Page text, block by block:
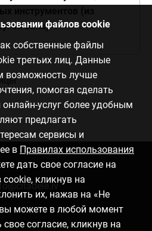
банк)файлов cookie
собственные файлы
третьих лиц. Данные
возможность лучше
помогая сделать
услуг более удобным
предлагать
сервисы и
в Правилах использования
дать свое согласие на
кликнув на
их, нажав на «Не
вы можете в любой момент
согласие, кликнув на